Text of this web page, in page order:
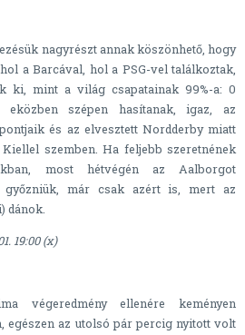
nagyrészt annak köszönhető, hogy
a Barcával, hol a PSG-vel találkoztak,
ki, mint a világ csapatainak 99%-a: 0
eközben szépen hasítanak, igaz, az
és az elvesztett Nordderby miatt
szemben. Ha feljebb szeretnének
most hétvégén az Aalborgot
győzniük, már csak azért is, mert az
dánok.
19:00 (x)
végeredmény ellenére keményen
egészen az utolsó pár percig nyitott volt